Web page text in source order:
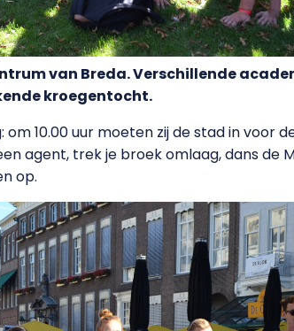
van Breda. Verschillende
kroegentocht.
10.00 uur moeten zij de stad in voor
agent, trek je broek omlaag, dans de
op.